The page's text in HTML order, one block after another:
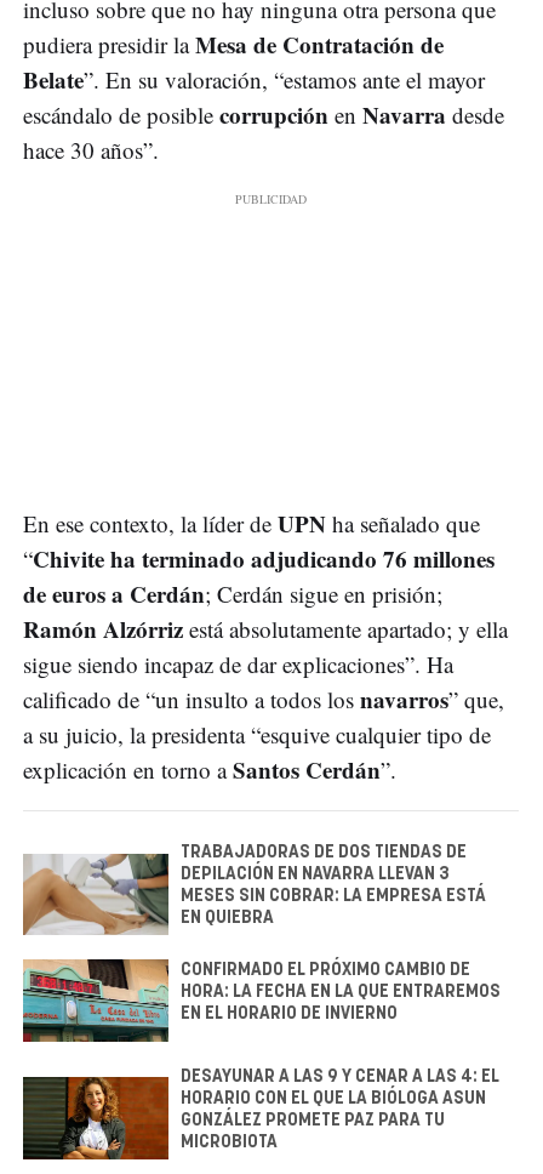
incluso sobre que no hay ninguna otra persona que
pudiera presidir laMesa de Contratación de
Belate”. En su valoración, “estamos ante el mayor
escándalo de posible corrupción en Navarra desde
hace 30 años”.
En ese contexto, la líder de UPN ha señalado que
“Chivite ha terminado adjudicando 76 millones
de euros a Cerdán; Cerdán sigue en prisión;
Ramón Alzórriz está absolutamente apartado; y ella
sigue siendo incapaz de dar explicaciones”. Ha
calificado de “un insulto a todos los navarros” que,
a su juicio, la presidenta “esquive cualquier tipo de
explicación en torno aSantos Cerdán”.
TRABAJADORAS DE DOS TIENDAS DE
DEPILACIÓN EN NAVARRA LLEVAN 3
MESES SIN COBRAR: LA EMPRESA ESTÁ
EN QUIEBRA
CONFIRMADO EL PRÓXIMO CAMBIO DE
HORA: LA FECHA EN LA QUE ENTRAREMOS
EN EL HORARIO DE INVIERNO
DESAYUNAR A LAS 9 Y CENAR A LAS 4: EL
HORARIO CON EL QUE LA BIÓLOGA ASUN
GONZÁLEZ PROMETE PAZ PARA TU
MICROBIOTA